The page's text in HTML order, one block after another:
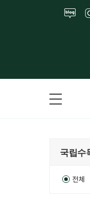
전체